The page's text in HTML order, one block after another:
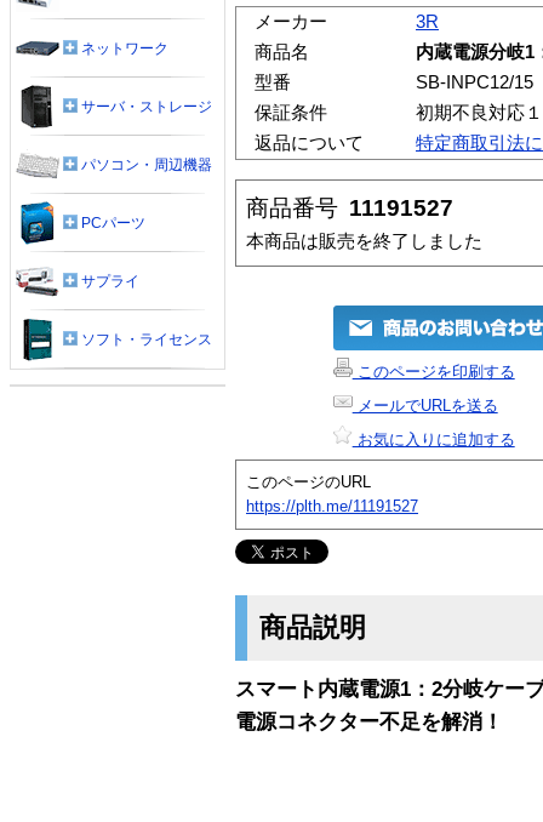
メーカー
3R
商品名
内蔵電源分岐1
型番
SB-INPC12/15
保証条件
初期不良対応
返品について
特定商取引法
商品番号 11191527
本商品は販売を終了しました
このページを印刷する
メールでURLを送る
お気に入りに追加する
このページのURL
https://plth.me/11191527
商品説明
スマート内蔵電源1：2分岐ケ
電源コネクター不足を解消！
ネットワーク
サーバ・ストレージ
パソコン・周辺機器
PCパーツ
サプライ
ソフト・ライセンス